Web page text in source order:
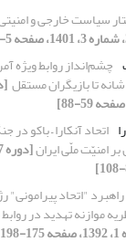
سیاست خارجی و
چشم‌انداز روابط ویژه
تا بازیگران مستقل
اتحاد آنکارا – باکو
بر امنیّت ملّی ایران
راهبرد "اتحاد پیرامونی"
موازنه تهدید در